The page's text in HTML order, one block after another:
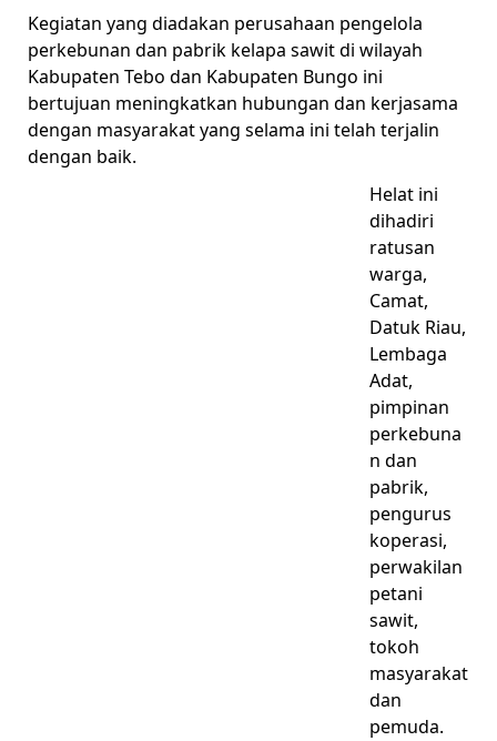
Kegiatan yang diadakan perusahaan pengelola
perkebunan dan pabrik kelapa sawit di wilayah
Kabupaten Tebo dan Kabupaten Bungo ini
bertujuan meningkatkan hubungan dan kerjasama
dengan masyarakat yang selama ini telah terjalin
dengan baik.
Helat ini
dihadiri
ratusan
warga,
Camat,
Datuk Riau,
Lembaga
Adat,
pimpinan
perkebuna
n dan
pabrik,
pengurus
koperasi,
perwakilan
petani
sawit,
tokoh
masyarakat
dan
pemuda.